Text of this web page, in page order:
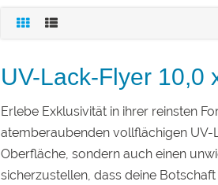
UV-Lack-Flyer 10,0
Erlebe Exklusivität in ihrer reinsten
atemberaubenden vollflächigen UV-
Oberfläche, sondern auch einen
sicherzustellen, dass deine